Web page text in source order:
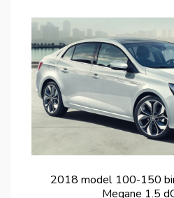
2018 model 100-150
Megane 1.5